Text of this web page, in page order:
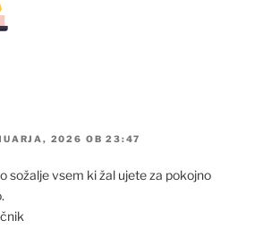
2026 OB 23:47
sožalje vsem ki žal ujete za pokojno